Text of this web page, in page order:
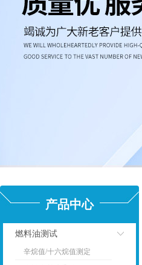
产品中心
燃料油测试
点击
辛烷值/十六烷值测定